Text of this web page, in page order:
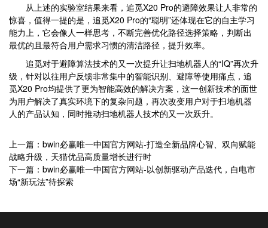
从上述的实验室结果来看，追觅X20 Pro的避障效果让人非常的
惊喜，值得一提的是，追觅X20 Pro的“聪明”还体现在它的自主学习
能力上，它会像人一样思考，不断完善优化路径选择策略，判断出
最优的且最符合用户需求习惯的清洁路径，提升效率。
追觅对于避障算法技术的又一次提升让扫地机器人的“IQ”再次升
级，针对以往用户反馈非常集中的智能识别、避障等使用痛点，追
觅X20 Pro均提供了更为智能高效的解决方案，这一创新技术的面世
为用户解决了真实环境下的复杂问题，再次改变用户对于扫地机器
人的产品认知，同时推动扫地机器人技术的又一次跃升。
上一篇：bwin必赢唯一中国官方网站-打造全新品牌心智、双向赋能
战略升级，天猫优品高质量增长进行时
下一篇：bwin必赢唯一中国官方网站-以创新驱动产品迭代，白电市
场“新玩法”待探索